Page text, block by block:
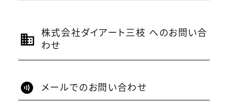
株式会社ダイアート三枝 へのお問い合
わせ
メールでのお問い合わせ